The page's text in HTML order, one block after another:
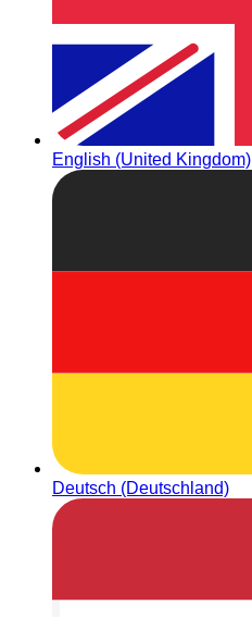
English (United Kingdom)
Deutsch (Deutschland)